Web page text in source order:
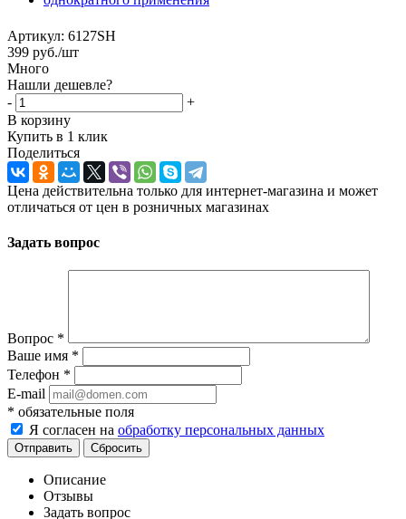
Артикул: 6127SH
399 руб./шт
Много
Нашли дешевле?
-
+
В корзину
Купить в 1 клик
Поделиться
Цена действительна только для интернет-магазина и может
отличаться от цен в розничных магазинах
Задать вопрос
Вопрос *
Ваше имя *
Телефон *
E-mail
* обязательные поля
Я согласен на обработку персональных данных
Отправить Сбросить
Описание
Отзывы
Задать вопрос